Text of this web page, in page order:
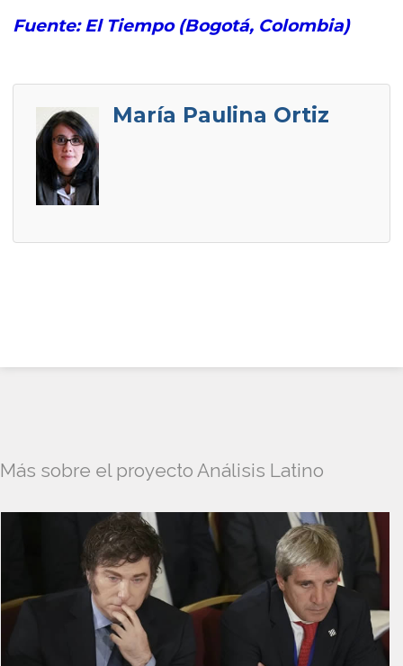
Fuente: El Tiempo (Bogotá, Colombia)
María Paulina Ortiz
Más sobre el proyecto Análisis Latino